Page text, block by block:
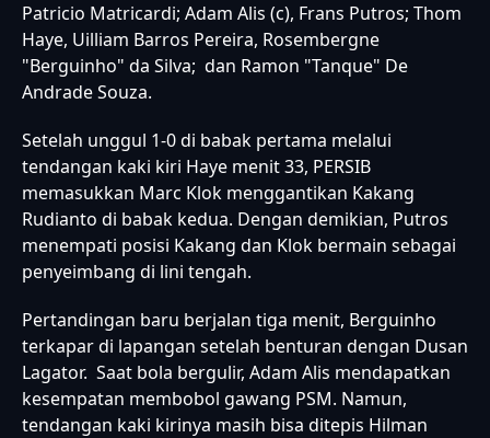
Patricio Matricardi; Adam Alis (c), Frans Putros; Thom
Haye, Uilliam Barros Pereira, Rosembergne
"Berguinho" da Silva; dan Ramon "Tanque" De
Andrade Souza.
Setelah unggul 1-0 di babak pertama melalui
tendangan kaki kiri Haye menit 33, PERSIB
memasukkan Marc Klok menggantikan Kakang
Rudianto di babak kedua. Dengan demikian, Putros
menempati posisi Kakang dan Klok bermain sebagai
penyeimbang di lini tengah.
Pertandingan baru berjalan tiga menit, Berguinho
terkapar di lapangan setelah benturan dengan Dusan
Lagator. Saat bola bergulir, Adam Alis mendapatkan
kesempatan membobol gawang PSM. Namun,
tendangan kaki kirinya masih bisa ditepis Hilman